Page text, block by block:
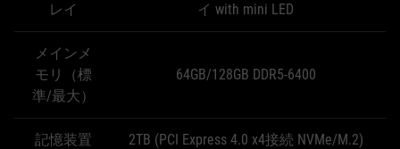
レイ
イ with mini LED
メインメ
モリ（標
準/最大）
64GB/128GB DDR5-6400
記憶装置 2TB (PCI Express 4.0 x4接続 NVMe/M.2)